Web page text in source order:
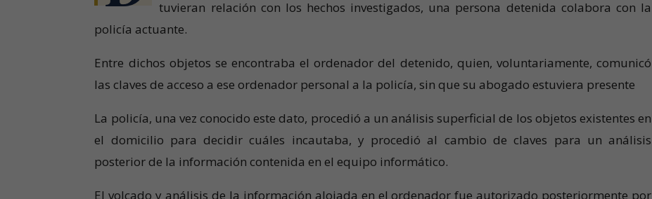
tuvieran relación con los hechos investigados, una persona detenida colabora con la
policía actuante.
Entre dichos objetos se encontraba el ordenador del detenido, quien, voluntariamente, comunicó
las claves de acceso a ese ordenador personal a la policía, sin que su abogado estuviera presente
La policía, una vez conocido este dato, procedió a un análisis superficial de los objetos existentes en
el domicilio para decidir cuáles incautaba, y procedió al cambio de claves para un análisis
posterior de la información contenida en el equipo informático.
El volcado y análisis de la información alojada en el ordenador fue autorizado posteriormente por